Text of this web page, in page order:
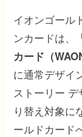
イオンゴール
ンカードは、
カード（
に通常デザイ
ストーリー
り替え対象に
ールドカード